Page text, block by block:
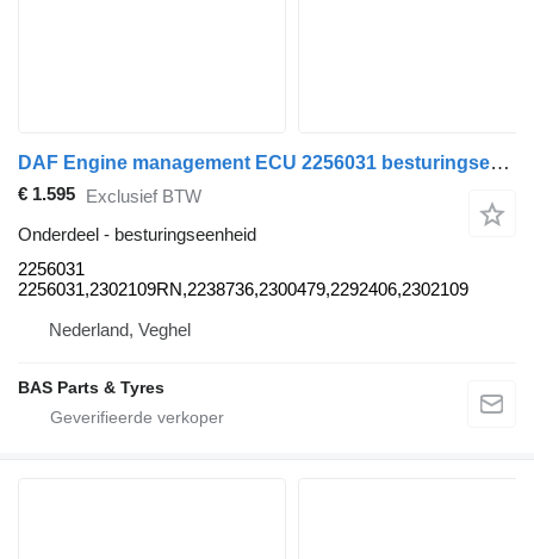
DAF Engine management ECU 2256031 besturingseenheid voor DAF vrachtwagen
€ 1.595 Exclusief BTW
Onderdeel - besturingseenheid
2256031
2256031,2302109RN,2238736,2300479,2292406,2302109
Nederland, Veghel
BAS Parts & Tyres